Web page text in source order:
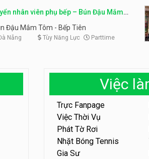
nhân viên phụ bếp – Bún Đậu Mắm
– Bếp Tiên
Đậu Mắm Tôm - Bếp Tiên
Nẵng Tùy Năng Lực Parttime
Việc
Trực Fanpage
Việc Thời Vụ
Phát Tờ Rơi
Nhặt Bóng Tennis
Gia Sư